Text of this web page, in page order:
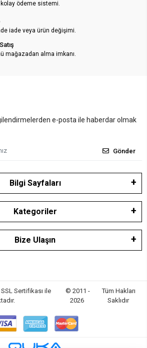
ödeme sistemi.
iade veya ürün değişimi.
mağazadan alma imkanı.
e-posta ile haberdar olmak
Gönder
Bilgi Sayfaları
Kategoriler
Bize Ulaşın
Sertifikası ile
© 2011 -
2026
Tüm Hakları
Saklıdır